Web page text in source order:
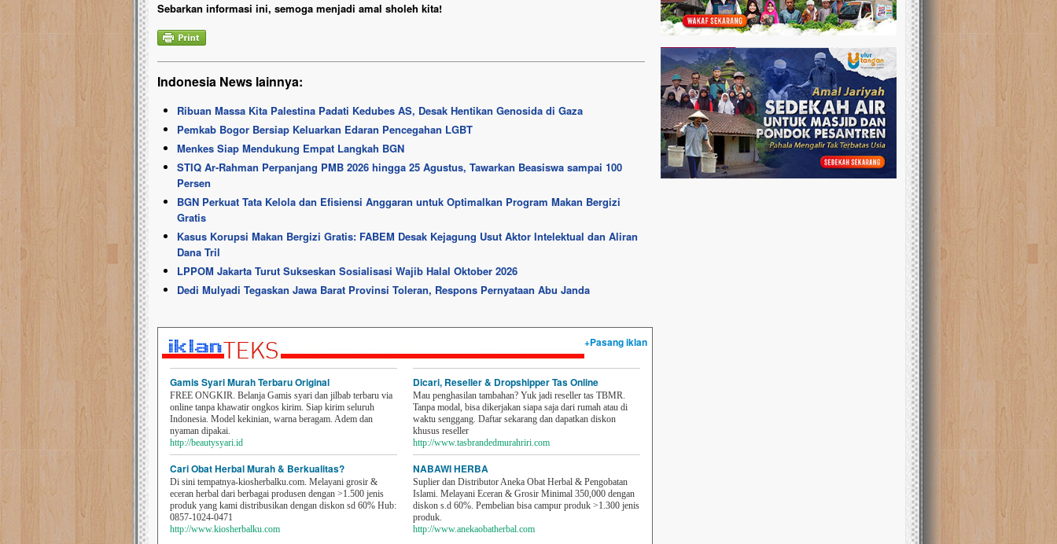
Sebarkan informasi ini, semoga menjadi amal sholeh kita!
Indonesia News lainnya:
Ribuan Massa Kita Palestina Padati Kedubes AS, Desak Hentikan Genosida di Gaza
Pemkab Bogor Bersiap Keluarkan Edaran Pencegahan LGBT
Menkes Siap Mendukung Empat Langkah BGN
STIQ Ar-Rahman Perpanjang PMB 2026 hingga 25 Agustus, Tawarkan Beasiswa sampai 100
Persen
BGN Perkuat Tata Kelola dan Efisiensi Anggaran untuk Optimalkan Program Makan Bergizi
Gratis
Kasus Korupsi Makan Bergizi Gratis: FABEM Desak Kejagung Usut Aktor Intelektual dan Aliran
Dana Tril
LPPOM Jakarta Turut Sukseskan Sosialisasi Wajib Halal Oktober 2026
Dedi Mulyadi Tegaskan Jawa Barat Provinsi Toleran, Respons Pernyataan Abu Janda
+Pasang iklan
Gamis Syari Murah Terbaru Original
FREE ONGKIR. Belanja Gamis syari dan jilbab terbaru via
online tanpa khawatir ongkos kirim. Siap kirim seluruh
Indonesia. Model kekinian, warna beragam. Adem dan
nyaman dipakai.
http://beautysyari.id
Cari Obat Herbal Murah & Berkualitas?
Di sini tempatnya-kiosherbalku.com. Melayani grosir &
eceran herbal dari berbagai produsen dengan >1.500 jenis
produk yang kami distribusikan dengan diskon sd 60% Hub:
0857-1024-0471
http://www.kiosherbalku.com
Dicari, Reseller & Dropshipper Tas Online
Mau penghasilan tambahan? Yuk jadi reseller tas TBMR.
Tanpa modal, bisa dikerjakan siapa saja dari rumah atau di
waktu senggang. Daftar sekarang dan dapatkan diskon
khusus reseller
http://www.tasbrandedmurahriri.com
NABAWI HERBA
Suplier dan Distributor Aneka Obat Herbal & Pengobatan
Islami. Melayani Eceran & Grosir Minimal 350,000 dengan
diskon s.d 60%. Pembelian bisa campur produk >1.300 jenis
produk.
http://www.anekaobatherbal.com